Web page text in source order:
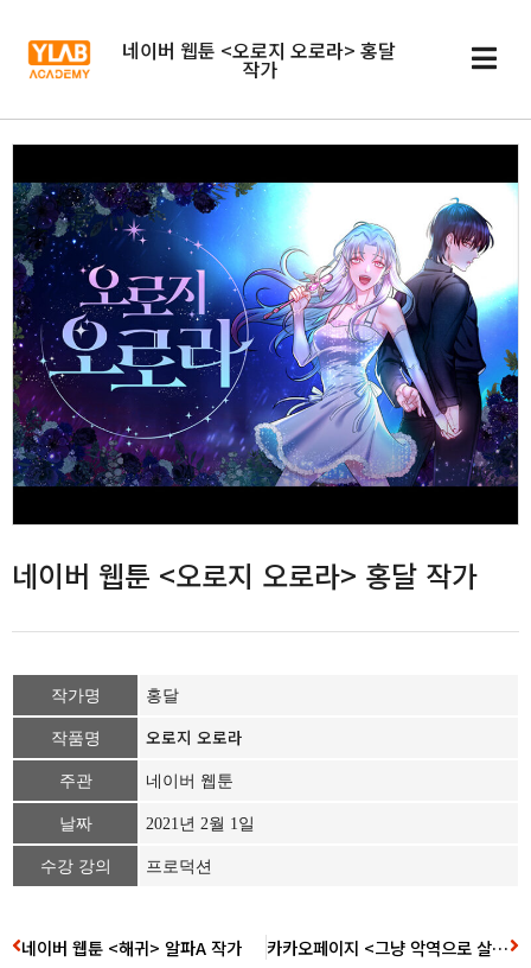
네이버 웹툰 <오로지 오로라> 홍달
작가
네이버 웹툰 <오로지 오로라> 홍달 작가
작가명 홍달
작품명 오로지 오로라
주관 네이버 웹툰
날짜 2021년 2월 1일
수강 강의 프로덕션
네이버 웹툰 <해귀> 알파A 작가 카카오페이지 <그냥 악역으로 살겠습니다> 베베 작가